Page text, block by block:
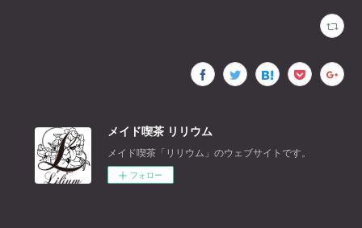
メイド喫茶 リリウム
メイド喫茶「リリウム」のウェブサイトです。
フォロー